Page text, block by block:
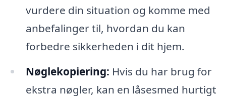
vurdere din situation og komme med
anbefalinger til, hvordan du kan
forbedre sikkerheden i dit hjem.
Nøglekopiering: Hvis du har brug for
ekstra nøgler, kan en låsesmed hurtigt